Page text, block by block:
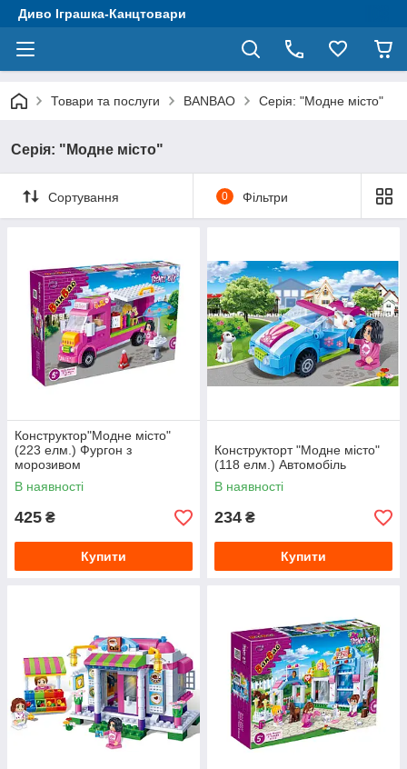
Диво Іграшка-Канцтовари
Товари та послуги BANBAO Серія: "Модне місто"
Серія: "Модне місто"
Сортування 0 Фільтри
Конструктор"Модне місто"
(223 елм.) Фургон з
морозивом
В наявності
425 ₴
Купити
Конструкторт "Модне місто"
(118 елм.) Автомобіль
В наявності
234 ₴
Купити